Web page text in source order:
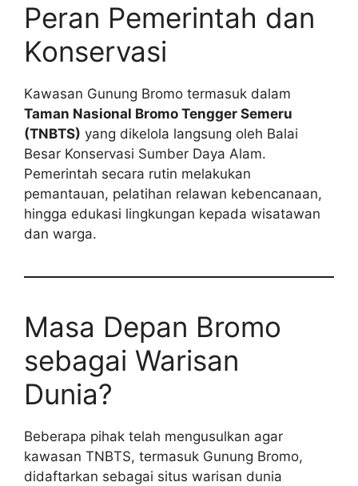
Peran Pemerintah dan
Konservasi
Kawasan Gunung Bromo termasuk dalam
Taman Nasional Bromo Tengger Semeru
(TNBTS) yang dikelola langsung oleh Balai
Besar Konservasi Sumber Daya Alam.
Pemerintah secara rutin melakukan
pemantauan, pelatihan relawan kebencanaan,
hingga edukasi lingkungan kepada wisatawan
dan warga.
Masa Depan Bromo
sebagai Warisan
Dunia?
Beberapa pihak telah mengusulkan agar
kawasan TNBTS, termasuk Gunung Bromo,
didaftarkan sebagai situs warisan dunia